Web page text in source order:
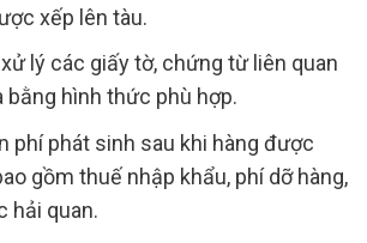
xếp lên tàu.
lý các giấy tờ, chứng từ liên quan
bằng hình thức phù hợp.
phí phát sinh sau khi hàng được
gồm thuế nhập khẩu, phí dỡ hàng,
hải quan.